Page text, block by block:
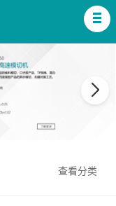
查看分类